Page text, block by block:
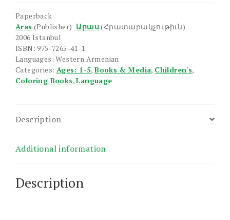
Paperback
Aras (Publisher) Արաս(Հրատարակչութիւն)
2006 Istanbul
ISBN: 975-7265-41-1
Languages: Western Armenian
Categories: Ages: 1-5,Books & Media, Children's,
Coloring Books,Language
Description
Additional information
Description